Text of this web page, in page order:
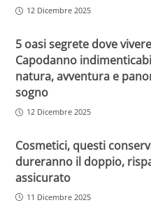
12 Dicembre 2025
5 oasi segrete dove
Capodanno
natura, avventura e
sogno
12 Dicembre 2025
Cosmetici, questi
dureranno il doppio,
assicurato
11 Dicembre 2025